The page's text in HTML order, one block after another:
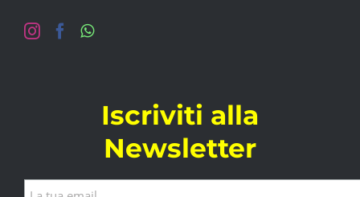
Iscriviti alla
Newsletter